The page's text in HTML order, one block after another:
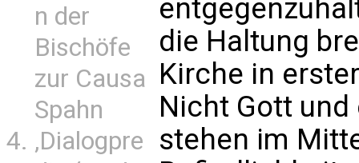
n der
Bischöfe
zur Causa
Spahn
‚Dialogpre
die Haltung
Kirche in
Nicht Gott
stehen im